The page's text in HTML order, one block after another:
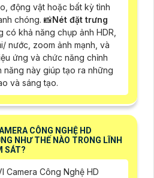
động vật hoặc bất kỳ tình
chóng. 📸Nét đặt trưng
có khả năng chụp ảnh HDR,
nước, zoom ảnh mạnh, và
ứng và chức năng chỉnh
năng này giúp tạo ra những
và sáng tạo.
CÔNG NGHỆ HD
NHƯ THẾ NÀO TRONG LĨNH
SÁT?
Camera Công Nghệ HD